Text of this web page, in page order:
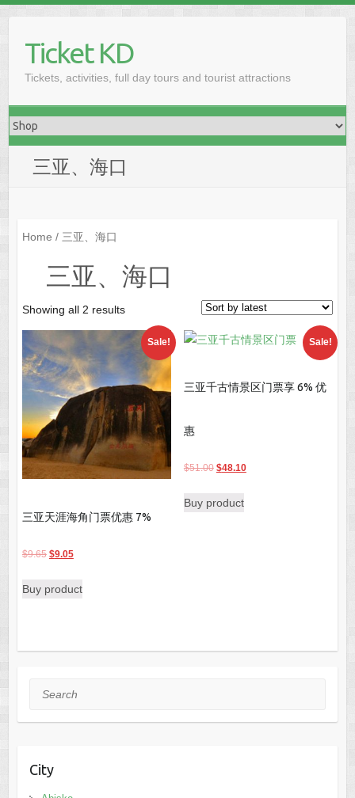
Ticket KD
Tickets, activities, full day tours and tourist attractions
三亚、海口
Home / 三亚、海口
三亚、海口
Showing all 2 resultsSorted
by
latestSale!
三亚天涯海角门票优惠 7%
$9.65 Original
was:
$9.05Current
is:
Buy product
Sale!
三亚千古情景区门票享 6% 优
惠
$51.00 Original
was:
$48.10Current
Buy product
Search
City